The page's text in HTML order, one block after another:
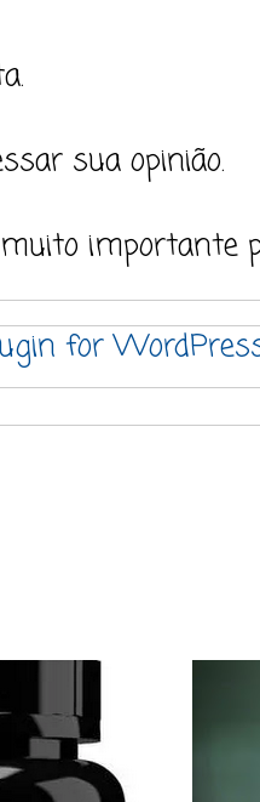
sua opinião.
importante